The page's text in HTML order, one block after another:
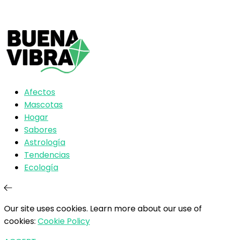
Afectos
Mascotas
Hogar
Sabores
Astrología
Tendencias
Ecología
Our site uses cookies. Learn more about our use of
cookies: Cookie Policy